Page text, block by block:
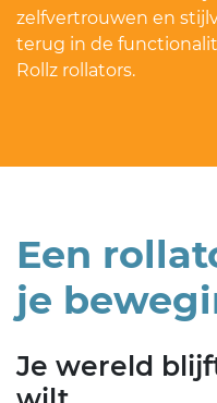
zelfvertrouwen en
terug in de
Rollz rollators.
Een
je
Je wereld